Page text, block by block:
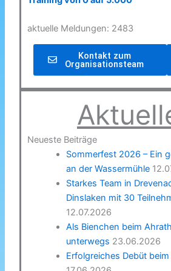
aktuelle Meldungen: 2483
Kontakt zum
Organisationsteam
Neueste Beiträge
Sommerfest 2026 – Ein
an der Wassermühle
Starkes Team in
Dinslaken mit 30
12.07.2026
Als Bienchen beim
unterwegs 23.06.2026
Erfolgreiches Debüt